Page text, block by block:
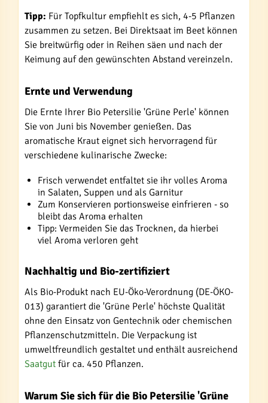
Tipp: Für Topfkultur empfiehlt es sich, 4-5 Pflanzen
zusammen zu setzen. Bei Direktsaat im Beet können
Sie breitwürfig oder in Reihen säen und nach der
Keimung auf den gewünschten Abstand vereinzeln.
Ernte und Verwendung
Die Ernte Ihrer Bio Petersilie 'Grüne Perle' können
Sie von Juni bis November genießen. Das
aromatische Kraut eignet sich hervorragend für
verschiedene kulinarische Zwecke:
Frisch verwendet entfaltet sie ihr volles Aroma
in Salaten, Suppen und als Garnitur
Zum Konservieren portionsweise einfrieren - so
bleibt das Aroma erhalten
Tipp: Vermeiden Sie das Trocknen, da hierbei
viel Aroma verloren geht
Nachhaltig und Bio-zertifiziert
Als Bio-Produkt nach EU-Öko-Verordnung (DE-ÖKO-
013) garantiert die 'Grüne Perle' höchste Qualität
ohne den Einsatz von Gentechnik oder chemischen
Pflanzenschutzmitteln. Die Verpackung ist
umweltfreundlich gestaltet und enthält ausreichend
Saatgut für ca. 450 Pflanzen.
Warum Sie sich für die Bio Petersilie 'Grüne